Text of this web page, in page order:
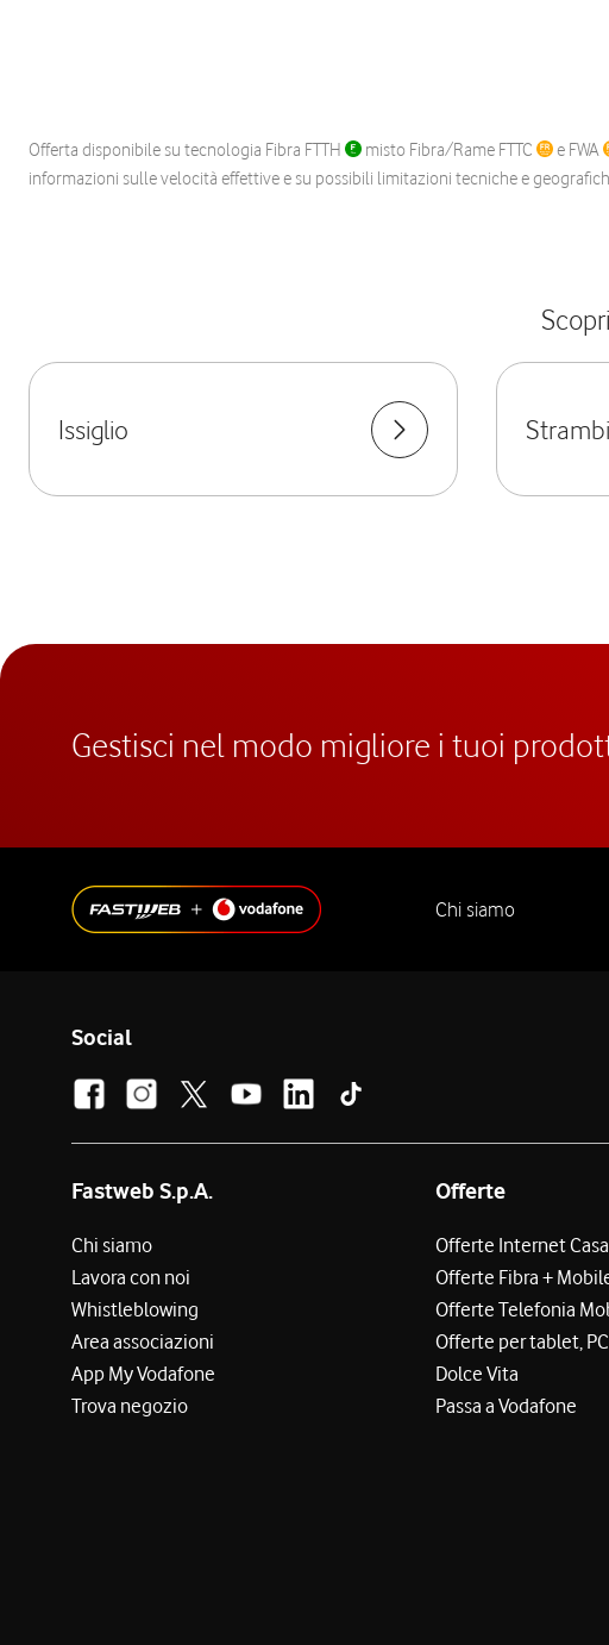
Offerta disponibile su tecnologia Fibra FTTH misto Fibra/Rame FTTC e FWA
informazioni sulle velocità effettive e su possibili limitazioni tecniche e
Issiglio
Gestisci nel modo migliore i tuoi
Chi siamo
Social
Fastweb S.p.A.
Chi siamo
Lavora con noi
Whistleblowing
Area associazioni
App My Vodafone
Trova negozio
Offerte
Offerte Internet Casa
Offerte Fibra +
Offerte Telefonia
Offerte per tablet,
Dolce Vita
Passa a Vodafone